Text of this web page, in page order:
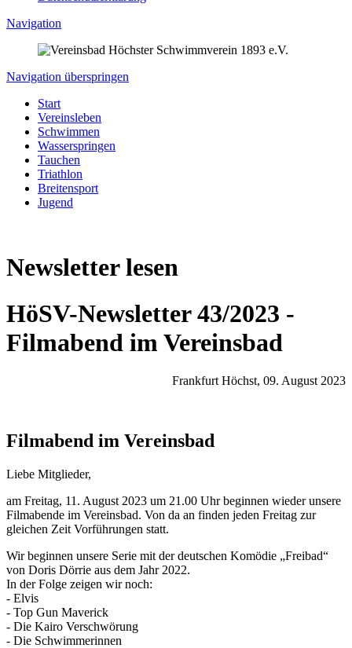
Navigation
Navigation überspringen
Start
Vereinsleben
Schwimmen
Wasserspringen
Tauchen
Triathlon
Breitensport
Jugend
Newsletter lesen
HöSV-Newsletter 43/2023 -
Filmabend im Vereinsbad
Frankfurt Höchst, 09. August 2023
Filmabend im Vereinsbad
Liebe Mitglieder,
am Freitag, 11. August 2023 um 21.00 Uhr beginnen wieder unsere
Filmabende im Vereinsbad. Von da an finden jeden Freitag zur
gleichen Zeit Vorführungen statt.
Wir beginnen unsere Serie mit der deutschen Komödie „Freibad“
von Doris Dörrie aus dem Jahr 2022.
In der Folge zeigen wir noch:
- Elvis
- Top Gun Maverick
- Die Kairo Verschwörung
- Die Schwimmerinnen